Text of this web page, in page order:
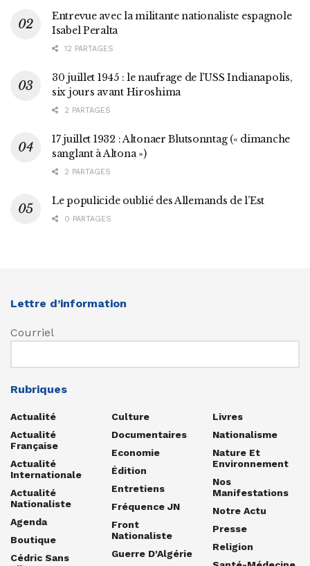
Entrevue avec la militante nationaliste espagnole
Isabel Peralta
12 PARTAGES
30 juillet 1945 : le naufrage de l’USS Indianapolis,
six jours avant Hiroshima
2 PARTAGES
17 juillet 1932 : Altonaer Blutsonntag (« dimanche
sanglant à Altona »)
2 PARTAGES
Le populicide oublié des Allemands de l’Est
0 PARTAGES
Lettre d’information
Courriel
Rubriques
Actualité
Actualité
Française
Actualité
Internationale
Actualité
Nationaliste
Agenda
Boutique
Cédric Sans
Culture
Documentaires
Economie
Édition
Entretiens
Fréquence JN
Front
Nationaliste
Guerre D'Algérie
Livres
Nationalisme
Nature Et
Environnement
Nos
Manifestations
Notre Actu
Presse
Religion